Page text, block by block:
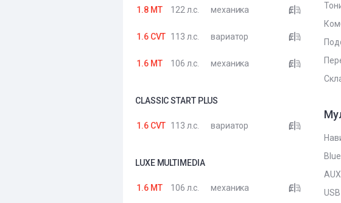
1.8 MT 122 л.с. механика
1.6 CVT 113 л.с. вариатор
1.6 MT 106 л.с. механика
CLASSIC START PLUS
1.6 CVT 113 л.с. вариатор
LUXE MULTIMEDIA
1.6 MT 106 л.с. механика
AUX
USB